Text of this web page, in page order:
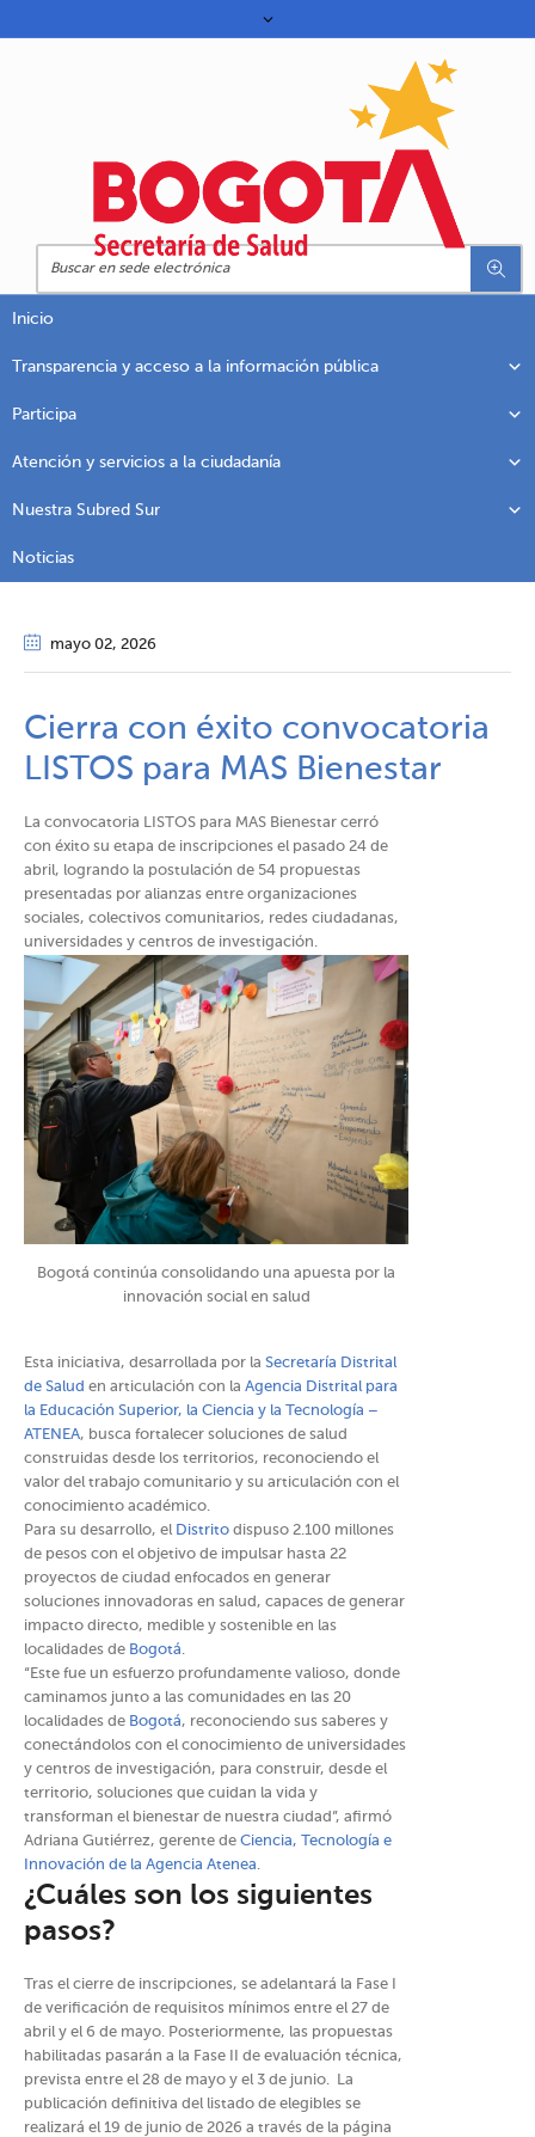
Inicio
Transparencia y acceso a la información pública
Participa
Atención y servicios a la ciudadanía
Nuestra Subred Sur
Noticias
mayo 02, 2026
Cierra con éxito convocatoria
LISTOS para MAS Bienestar
La convocatoria LISTOS para MAS Bienestar cerró
con éxito su etapa de inscripciones el pasado 24 de
abril, logrando la postulación de 54 propuestas
presentadas por alianzas entre organizaciones
sociales, colectivos comunitarios, redes ciudadanas,
universidades y centros de investigación.
Bogotá continúa consolidando una apuesta por la
innovación social en salud
Esta iniciativa, desarrollada por la Secretaría Distrital
de Salud en articulación con la Agencia Distrital para
la Educación Superior, la Ciencia y la Tecnología –
ATENEA, busca fortalecer soluciones de salud
construidas desde los territorios, reconociendo el
valor del trabajo comunitario y su articulación con el
conocimiento académico.
Para su desarrollo, el Distrito dispuso 2.100 millones
de pesos con el objetivo de impulsar hasta 22
proyectos de ciudad enfocados en generar
soluciones innovadoras en salud, capaces de generar
impacto directo, medible y sostenible en las
localidades de Bogotá.
“Este fue un esfuerzo profundamente valioso, donde
caminamos junto a las comunidades en las 20
localidades de Bogotá, reconociendo sus saberes y
conectándolos con el conocimiento de universidades
y centros de investigación, para construir, desde el
territorio, soluciones que cuidan la vida y
transforman el bienestar de nuestra ciudad”, afirmó
Adriana Gutiérrez, gerente de Ciencia, Tecnología e
Innovación de la Agencia Atenea.
¿Cuáles son los siguientes
pasos?
Tras el cierre de inscripciones, se adelantará la Fase I
de verificación de requisitos mínimos entre el 27 de
abril y el 6 de mayo. Posteriormente, las propuestas
habilitadas pasarán a la Fase II de evaluación técnica,
prevista entre el 28 de mayo y el 3 de junio. La
publicación definitiva del listado de elegibles se
realizará el 19 de junio de 2026 a través de la página